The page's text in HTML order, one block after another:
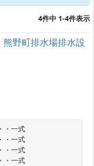
4件中 1-4件表示
野町排水場排水設
・一式
・一式
・一式
・一式